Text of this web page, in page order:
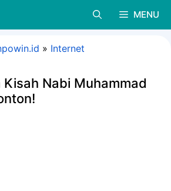
MENU
» Internet
Nabi Muhammad